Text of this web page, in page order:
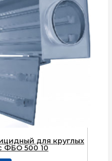
для круглых
ФБО 500 10